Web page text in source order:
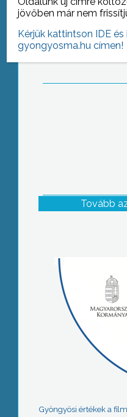
alkotásaiból
Tovább
Gyöngyösi értékek a
jövőben már nem
Kérjük kattintson IDE
gyongyosma.hu címen!